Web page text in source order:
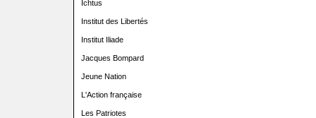
Ichtus
Institut des Libertés
Institut Iliade
Jacques Bompard
Jeune Nation
L'Action française
Les Patriotes